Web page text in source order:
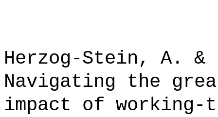
Herzog-Stein, A.
Navigating the
impact of working-